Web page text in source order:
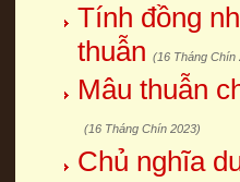
Tính đồng
thuẫn (16 Tháng Chín
Mâu thuẫn
(16 Tháng Chín 2023)
Chủ nghĩa